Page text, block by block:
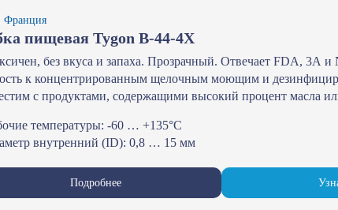
Франция
пищевая Tygon В-44-4Х
без вкуса и запаха. Прозрачный. Отвечает FDA, 3А
к концентрированным щелочным моющим и
с продуктами, содержащими высокий процент масла
температуры: -60 … +135°С
внутренний (ID): 0,8 … 15 мм
Подробнее